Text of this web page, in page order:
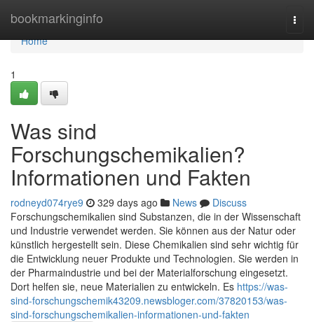
bookmarkinginfo
Home
Home
1
Was sind
Forschungschemikalien?
Informationen und Fakten
rodneyd074rye9 329 days ago News
Discuss
Forschungschemikalien sind Substanzen, die in der Wissenschaft
und Industrie verwendet werden. Sie können aus der Natur oder
künstlich hergestellt sein. Diese Chemikalien sind sehr wichtig für
die Entwicklung neuer Produkte und Technologien. Sie werden in
der Pharmaindustrie und bei der Materialforschung eingesetzt.
Dort helfen sie, neue Materialien zu entwickeln. Es https://was-
sind-forschungschemik43209.newsbloger.com/37820153/was-
sind-forschungschemikalien-informationen-und-fakten